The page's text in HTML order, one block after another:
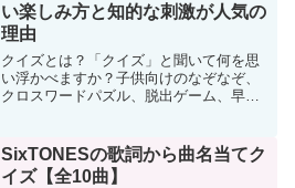
い楽しみ方と知的な刺激が人気の
理由
クイズとは？「クイズ」と聞いて何を思
い浮かべますか？子供向けのなぞなぞ、
クロスワードパズル、脱出ゲーム、早押
クイズを定義するのは難しいですが、
「Q&A形式のゲーム」と捉...
SixTONESの歌詞から曲名当てク
イズ【全10曲】